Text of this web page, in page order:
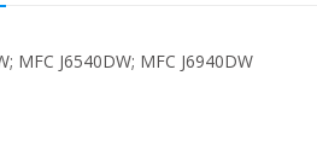
MFC J6540DW; MFC J6940DW